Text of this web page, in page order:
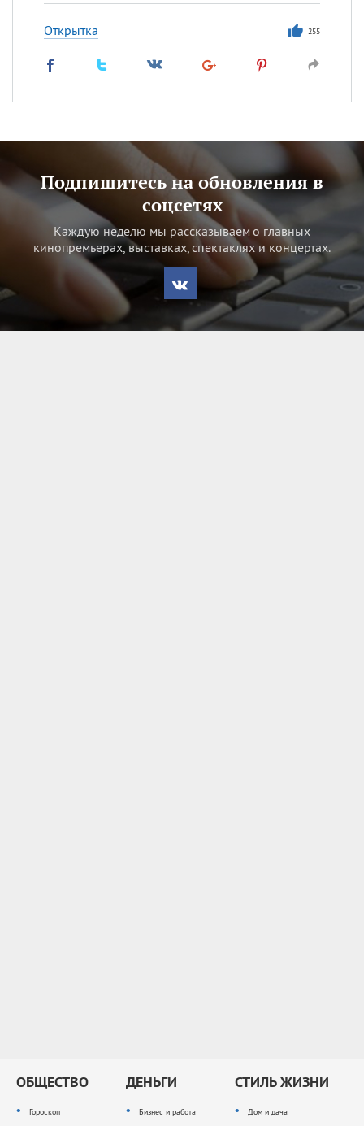
Открытка 255
Подпишитесь на обновления в
соцсетях
Каждую неделю мы рассказываем о главных
кинопремьерах, выставках, спектаклях и концертах.
ОБЩЕСТВО
Гороскоп
ДЕНЬГИ
Бизнес и работа
СТИЛЬ ЖИЗНИ
Дом и дача